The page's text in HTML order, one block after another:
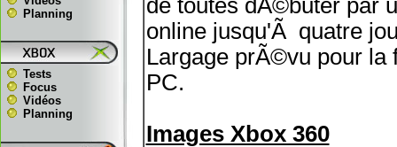
Planning
Tests
Focus
Vidéos
Planning
de toutes dÃ©buter par
online jusqu'Ã quatre
Largage prÃ©vu pour la
PC.
Images Xbox 360